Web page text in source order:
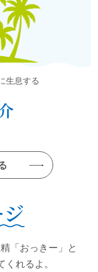
生息する
「おっきー」と
れるよ。